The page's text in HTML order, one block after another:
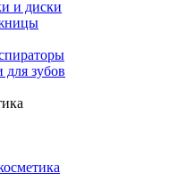
и диски
для зубов